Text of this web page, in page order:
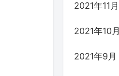
2021年11月
2021年10月
2021年9月